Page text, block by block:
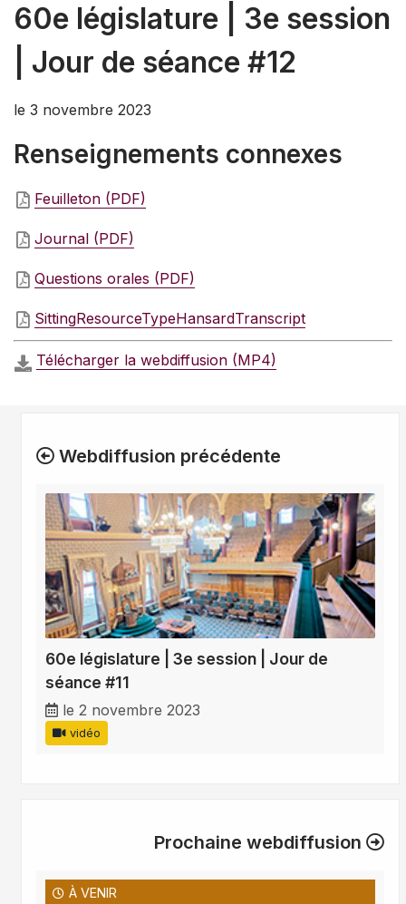
60e législature | 3e session
| Jour de séance #12
le 3 novembre 2023
Renseignements connexes
Feuilleton (PDF)
Journal (PDF)
Questions orales (PDF)
SittingResourceTypeHansardTranscript
Télécharger la webdiffusion (MP4)
Webdiffusion précédente
60e législature | 3e session | Jour de
séance #11
le 2 novembre 2023
vidéo
Prochaine webdiffusion
À VENIR